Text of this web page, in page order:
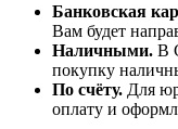
Банковская
Вам будет
Наличными. В
покупку
По счёту. Для
оплату и